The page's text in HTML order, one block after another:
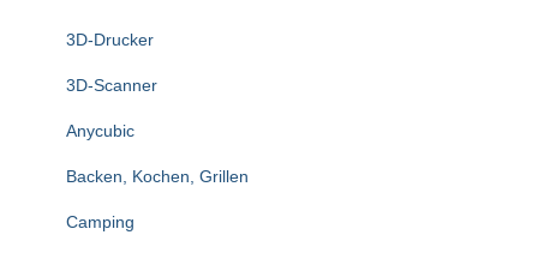
3D-Drucker
3D-Scanner
Anycubic
Backen, Kochen, Grillen
Camping